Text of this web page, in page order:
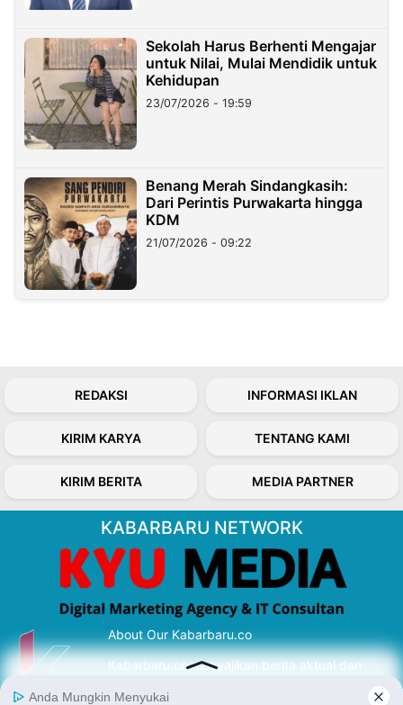
Sekolah Harus Berhenti Mengajar
untuk Nilai, Mulai Mendidik untuk
Kehidupan
23/07/2026 - 19:59
Benang Merah Sindangkasih:
Dari Perintis Purwakarta hingga
KDM
21/07/2026 - 09:22
REDAKSI INFORMASI IKLAN
KIRIM KARYA TENTANG KAMI
KIRIM BERITA MEDIA PARTNER
KABARBARU NETWORK
About Our Kabarbaru.co
Kabarbaru.co menyajikan berita aktual dan
serta terverifikasi dari sumber yang tepat.